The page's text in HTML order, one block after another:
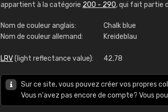
appartient à la catégorie 200 - 290, qui fait partie
Nom de couleur anglais:
Chalk blue
Nom de couleur allemand:
Kreideblau
LRV(light reflectance value): 42,78
Sur ce site, vous pouvez créer vos propres
Vous n'avez pas encore de compte? Vous